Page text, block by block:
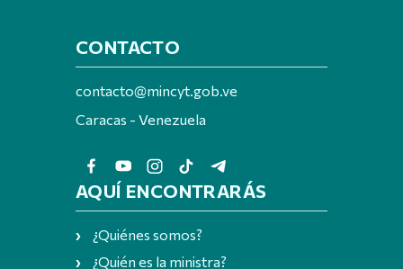
CONTACTO
contacto@mincyt.gob.ve
Caracas - Venezuela
AQUÍ ENCONTRARÁS
¿Quiénes somos?
¿Quién es la ministra?